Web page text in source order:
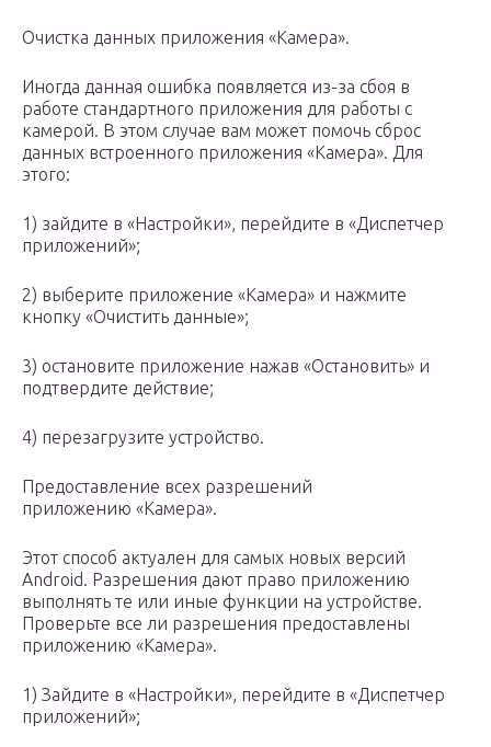
Очистка данных приложения «Камера».
Иногда данная ошибка появляется из-за сбоя в
работе стандартного приложения для работы с
камерой. В этом случае вам может помочь сброс
данных встроенного приложения «Камера». Для
этого:
1) зайдите в «Настройки», перейдите в «Диспетчер
приложений»;
2) выберите приложение «Камера» и нажмите
кнопку «Очистить данные»;
3) остановите приложение нажав «Остановить» и
подтвердите действие;
4) перезагрузите устройство.
Предоставление всех разрешений
приложению «Камера».
Этот способ актуален для самых новых версий
Android. Разрешения дают право приложению
выполнять те или иные функции на устройстве.
Проверьте все ли разрешения предоставлены
приложению «Камера».
1) Зайдите в «Настройки», перейдите в «Диспетчер
приложений»;